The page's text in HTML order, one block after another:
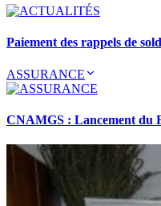
Paiement des rappels de
ASSURANCE
CNAMGS : Lancement du